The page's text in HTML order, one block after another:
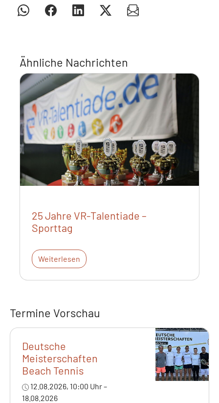
Ähnliche Nachrichten
25 Jahre VR-Talentiade –
Sporttag
Weiterlesen
Termine Vorschau
Deutsche
Meisterschaften
Beach Tennis
12.08.2026, 10:00 Uhr –
18.08.2026